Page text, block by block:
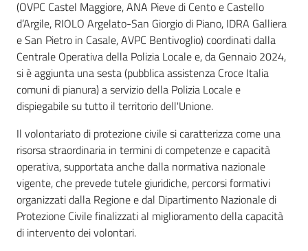
gli
argomenti...
Seguici
su
(OVPC Castel Maggiore, ANA Pieve di Cento e Castello
d’Argile, RIOLO Argelato-San Giorgio di Piano, IDRA Galliera
e San Pietro in Casale, AVPC Bentivoglio) coordinati dalla
Centrale Operativa della Polizia Locale e, da Gennaio 2024,
si è aggiunta una sesta (pubblica assistenza Croce Italia
comuni di pianura) a servizio della Polizia Locale e
dispiegabile su tutto il territorio dell'Unione.
Il volontariato di protezione civile si caratterizza come una
risorsa straordinaria in termini di competenze e capacità
operativa, supportata anche dalla normativa nazionale
vigente, che prevede tutele giuridiche, percorsi formativi
organizzati dalla Regione e dal Dipartimento Nazionale di
Protezione Civile finalizzati al miglioramento della capacità
di intervento dei volontari.